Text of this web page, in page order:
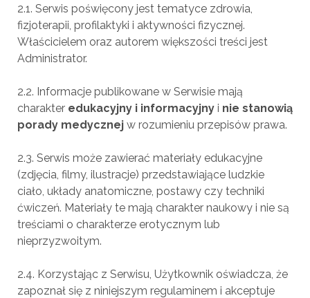
2.1. Serwis poświęcony jest tematyce zdrowia,
fizjoterapii, profilaktyki i aktywności fizycznej.
Właścicielem oraz autorem większości treści jest
Administrator.
2.2. Informacje publikowane w Serwisie mają
charakter edukacyjny i informacyjnyi nie stanowią
porady medycznejw rozumieniu przepisów prawa.
2.3. Serwis może zawierać materiały edukacyjne
(zdjęcia, filmy, ilustracje) przedstawiające ludzkie
ciało, układy anatomiczne, postawy czy techniki
ćwiczeń. Materiały te mają charakter naukowy i nie są
treściami o charakterze erotycznym lub
nieprzyzwoitym.
2.4. Korzystając z Serwisu, Użytkownik oświadcza, że
zapoznał się z niniejszym regulaminem i akceptuje